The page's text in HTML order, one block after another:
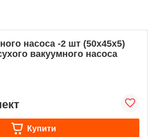
насоса -2 шт (50х45х5)
вакуумного насоса
Купити